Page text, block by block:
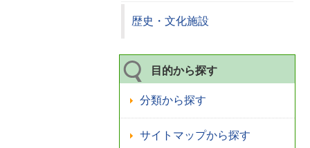
歴史・文化施設
目的から探す
分類から探す
サイトマップから探す